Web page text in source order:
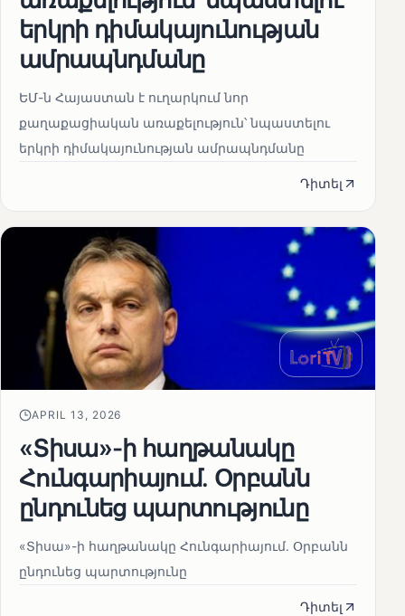
երկրի դիմակայունության
ամրապնդմանը
ԵՄ-ն Հայաստան է ուղարկում նոր
քաղաքացիական առաքելություն՝ նպաստելու
երկրի դիմակայունության ամրապնդմանը
Դիտել
APRIL 13, 2026
«Տիսա»-ի հաղթանակը
Հունգարիայում․ Օրբանն
ընդունեց պարտությունը
«Տիսա»-ի հաղթանակը Հունգարիայում․ Օրբանն
ընդունեց պարտությունը
Դիտել